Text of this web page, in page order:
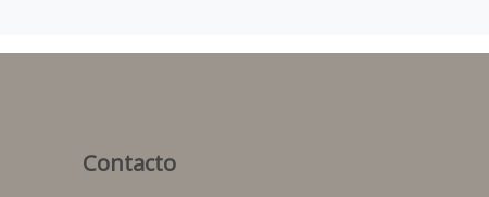
Contacto